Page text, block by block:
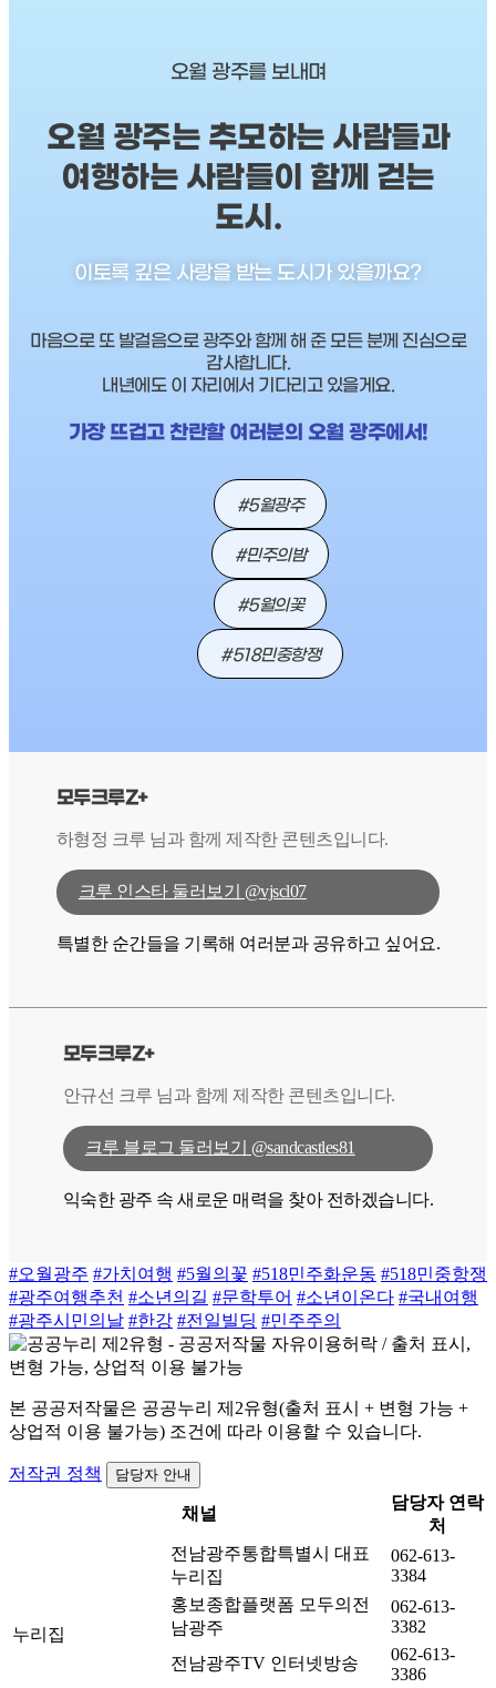
오월 광주를 보내며
오월 광주는 추모하는 사람들과
여행하는 사람들이 함께 걷는
도시.
이토록 깊은 사랑을 받는 도시가 있을까요?
마음으로 또 발걸음으로 광주와 함께 해 준 모든 분께 진심으로
감사합니다.
내년에도 이 자리에서 기다리고 있을게요.
가장 뜨겁고 찬란할 여러분의 오월 광주에서!
#5월광주
#민주의밤
#5월의꽃
#518민중항쟁
모두크루Z+
하형정 크루 님과 함께 제작한 콘텐츠입니다.
크루 인스타 둘러보기 @vjscl07
특별한 순간들을 기록해 여러분과 공유하고 싶어요.
모두크루Z+
안규선 크루 님과 함께 제작한 콘텐츠입니다.
크루 블로그 둘러보기 @sandcastles81
익숙한 광주 속 새로운 매력을 찾아 전하겠습니다.
#오월광주 #가치여행 #5월의꽃 #518민주화운동 #518민중항쟁
#광주여행추천 #소년의길 #문학투어 #소년이온다 #국내여행
#광주시민의날 #한강 #전일빌딩 #민주주의
본 공공저작물은 공공누리 제2유형(출처 표시 + 변형 가능 +
상업적 이용 불가능) 조건에 따라 이용할 수 있습니다.
저작권 정책 담당자 안내
채널
담당자 연락
처
누리집
전남광주통합특별시 대표
누리집
062-613-
3384
홍보종합플랫폼 모두의전
남광주
062-613-
3382
전남광주TV 인터넷방송
062-613-
3386